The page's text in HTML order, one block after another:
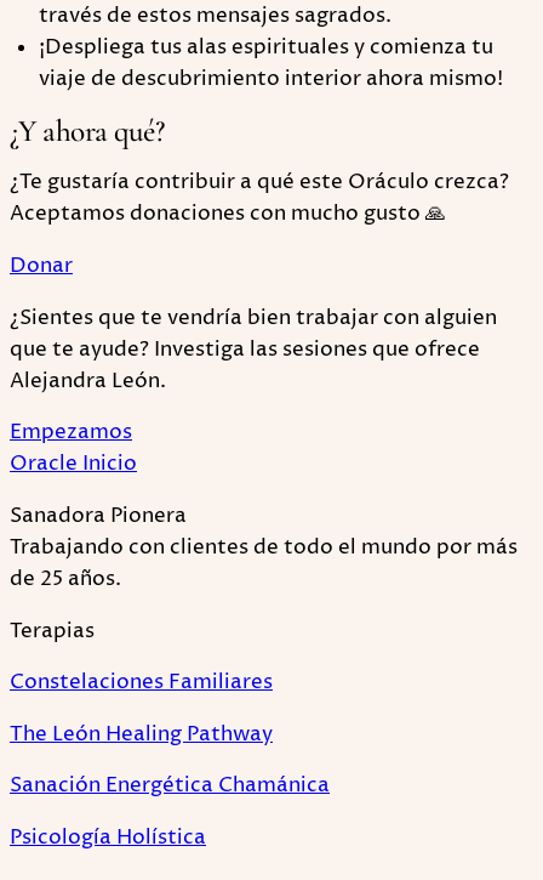
través de estos mensajes sagrados.
¡Despliega tus alas espirituales y comienza tu
viaje de descubrimiento interior ahora mismo!
¿Y ahora qué?
¿Te gustaría contribuir a qué este Oráculo crezca?
Aceptamos donaciones con mucho gusto 🙏
Donar
¿Sientes que te vendría bien trabajar con alguien
que te ayude? Investiga las sesiones que ofrece
Alejandra León.
Empezamos
Oracle Inicio
Sanadora Pionera
Trabajando con clientes de todo el mundo por más
de 25 años.
Terapias
Constelaciones Familiares
The León Healing Pathway
Sanación Energética Chamánica
Psicología Holística